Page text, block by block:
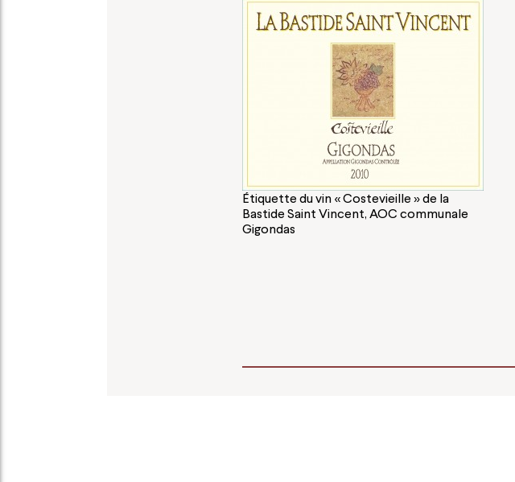
Étiquette du vin « Costevieille » de la
Bastide Saint Vincent, AOC communale
Gigondas